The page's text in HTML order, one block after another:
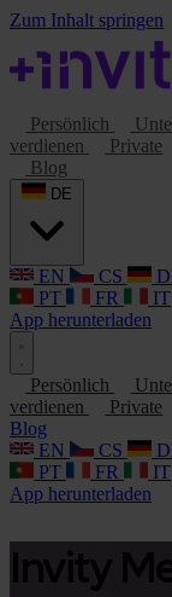
Zum Inhalt springen
Persönlich
verdienen
Private
Blog
EN CS
PT
FR
IT
App herunterladen
Persönlich
verdienen
Private
Blog
EN
CS
PT
FR
IT
App herunterladen
Invity